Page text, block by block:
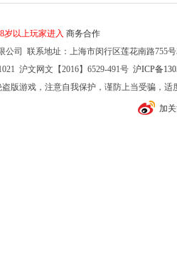
岁以上玩家进入 商务合作
公司 联系地址：上海市闵行区莲花南路755
沪文网文【2016】6529-491号 沪ICP备
版游戏，注意自我保护，谨防上当受骗，
加